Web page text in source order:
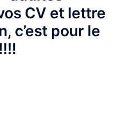
CV et lettre
c’est pour le